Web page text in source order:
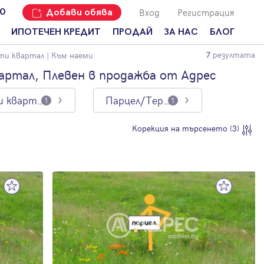
Добави обява Вход Регистрация
ИПОТЕЧЕН КРЕДИТ ПРОДАЙ
Защо да
продам
имот с
ЗА НАС
Кариери
Кои сме ние?
Мениджмънт
Франчайз
Често
задавани
въпроси
БЛОГ
За продавачи
За купувачи
кредитиране
За
наематели
Анализ на
пазара
Новини
квартал | Към наеми 7 резултата
Плевен в продажба от Адрес
9-ти квартал1 Парцел/Терен1
Корекция на търсенето (3)